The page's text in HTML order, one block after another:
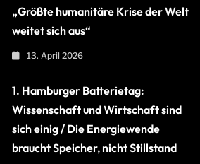
„Größte humanitäre Krise der Welt
weitet sich aus“
13. April 2026
1. Hamburger Batterietag:
Wissenschaft und Wirtschaft sind
sich einig / Die Energiewende
braucht Speicher, nicht Stillstand